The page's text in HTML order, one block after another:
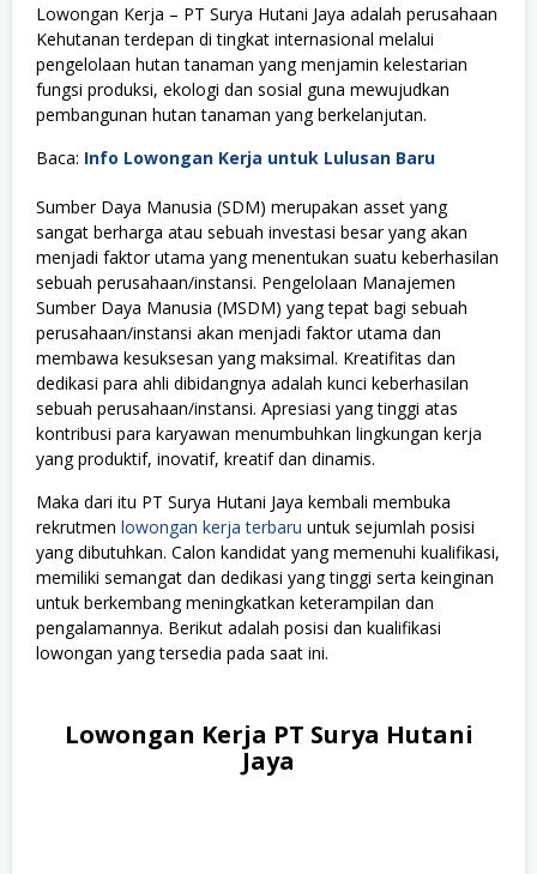
Lowongan Kerja – PT Surya Hutani Jaya adalah perusahaan
Kehutanan terdepan di tingkat internasional melalui
pengelolaan hutan tanaman yang menjamin kelestarian
fungsi produksi, ekologi dan sosial guna mewujudkan
pembangunan hutan tanaman yang berkelanjutan.
Baca: Info Lowongan Kerja untuk Lulusan Baru
Sumber Daya Manusia (SDM) merupakan asset yang
sangat berharga atau sebuah investasi besar yang akan
menjadi faktor utama yang menentukan suatu keberhasilan
sebuah perusahaan/instansi. Pengelolaan Manajemen
Sumber Daya Manusia (MSDM) yang tepat bagi sebuah
perusahaan/instansi akan menjadi faktor utama dan
membawa kesuksesan yang maksimal. Kreatifitas dan
dedikasi para ahli dibidangnya adalah kunci keberhasilan
sebuah perusahaan/instansi. Apresiasi yang tinggi atas
kontribusi para karyawan menumbuhkan lingkungan kerja
yang produktif, inovatif, kreatif dan dinamis.
Maka dari itu PT Surya Hutani Jaya kembali membuka
rekrutmen lowongan kerja terbaru untuk sejumlah posisi
yang dibutuhkan. Calon kandidat yang memenuhi kualifikasi,
memiliki semangat dan dedikasi yang tinggi serta keinginan
untuk berkembang meningkatkan keterampilan dan
pengalamannya. Berikut adalah posisi dan kualifikasi
lowongan yang tersedia pada saat ini.
Lowongan Kerja PT Surya Hutani
Jaya